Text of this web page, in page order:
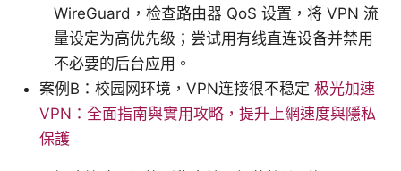
WireGuard，检查路由器 QoS 设置，将 VPN 流
量设定为高优先级；尝试用有线直连设备并禁用
不必要的后台应用。
案例B：校园网环境，VPN连接很不稳定 极光加速
VPN：全面指南與實用攻略，提升上網速度與隱私
保護